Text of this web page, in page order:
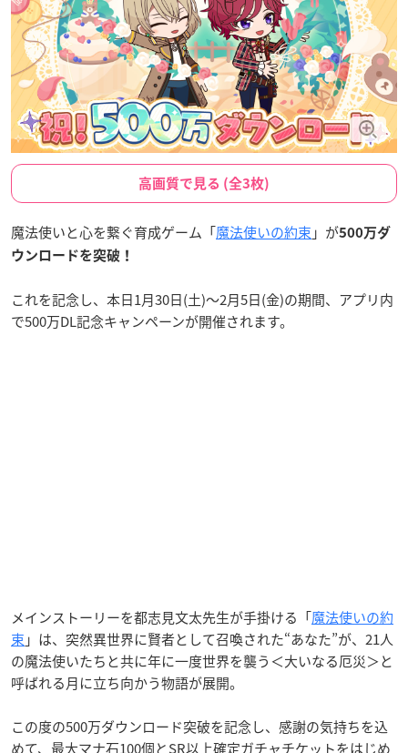
高画質で見る (全3枚)
魔法使いと心を繋ぐ育成ゲーム「魔法使いの約束 」が500万ダ
ウンロードを突破！
これを記念し、本日1月30日(土)〜2月5日(金)の期間、アプリ内
で500万DL記念キャンペーンが開催されます。
メインストーリーを都志見文太先生が手掛ける「魔法使いの約
束 」は、突然異世界に賢者として召喚された“あなた”が、21人
の魔法使いたちと共に年に一度世界を襲う＜大いなる厄災＞と
呼ばれる月に立ち向かう物語が展開。
この度の500万ダウンロード突破を記念し、感謝の気持ちを込
めて、最大マナ石100個とSR以上確定ガチャチケットをはじめ